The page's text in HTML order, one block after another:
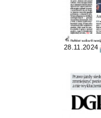
28.11.2024